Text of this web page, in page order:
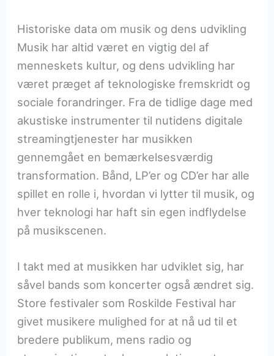
Historiske data om musik og dens udvikling
Musik har altid været en vigtig del af
menneskets kultur, og dens udvikling har
været præget af teknologiske fremskridt og
sociale forandringer. Fra de tidlige dage med
akustiske instrumenter til nutidens digitale
streamingtjenester har musikken
gennemgået en bemærkelsesværdig
transformation. Bånd, LP’er og CD’er har alle
spillet en rolle i, hvordan vi lytter til musik, og
hver teknologi har haft sin egen indflydelse
på musikscenen.
I takt med at musikken har udviklet sig, har
såvel bands som koncerter også ændret sig.
Store festivaler som Roskilde Festival har
givet musikere mulighed for at nå ud til et
bredere publikum, mens radio og